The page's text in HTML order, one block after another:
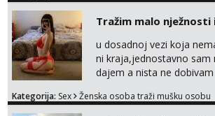
Tražim malo nježnosti
u dosadnoj vezi koja
ni kraja,jednostavno sam
dajem a nista ne
trazim puno samo malo
Kategorija: Sex Ženska osoba traži mušku osobu